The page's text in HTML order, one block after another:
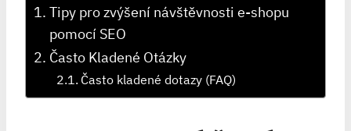
Tipy pro zvýšení návštěvnosti e-shopu
pomocí SEO
Často Kladené Otázky
Často kladené dotazy (FAQ)